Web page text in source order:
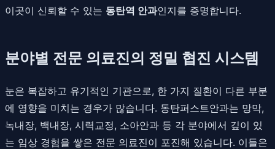
이곳이 신뢰할 수 있는 동탄역 안과인지를 증명합니다.
분야별 전문 의료진의 정밀 협진 시스템
눈은 복잡하고 유기적인 기관으로, 한 가지 질환이 다른 부분
에 영향을 미치는 경우가 많습니다. 동탄퍼스트안과는 망막,
녹내장, 백내장, 시력교정, 소아안과 등 각 분야에서 깊이 있
는 임상 경험을 쌓은 전문 의료진이 포진해 있습니다. 이들은